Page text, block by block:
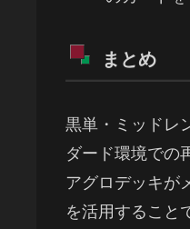
まとめ
黒単・ミッドレ
ダード環境での
アグロデッキが
を活用すること